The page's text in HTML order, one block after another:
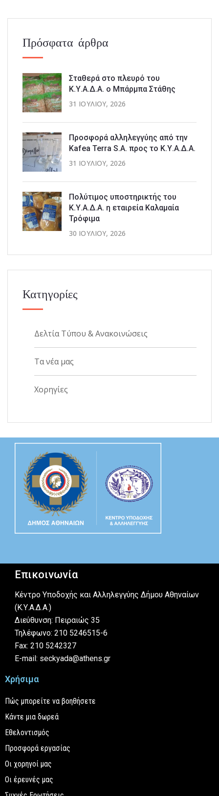
Πρόσφατα άρθρα
Σταθερά στο πλευρό του
Κ.Υ.Α.Δ.Α. ο Μπάρμπα Στάθης
31 ΙΟΥΛΊΟΥ, 2026
Προσφορά αλληλεγγύης από την
Kafea Terra S.A. προς το Κ.Υ.Α.Δ.Α.
31 ΙΟΥΛΊΟΥ, 2026
Πολύτιμος υποστηρικτής του
Κ.Υ.Α.Δ.Α. η εταιρεία Καλαμαία
Τρόφιμα
30 ΙΟΥΛΊΟΥ, 2026
Κατηγορίες
Δελτία Τύπου & Ανακοινώσεις
Τα νέα μας
Χορηγίες
Επικοινωνία
Κέντρο Υποδοχής και Αλληλεγγύης Δήμου Αθηναίων
(Κ.Υ.Α.Δ.Α.)
Διεύθυνση: Πειραιώς 35
Τηλέφωνο: 210 5246515-6
Fax: 210 5242327
E-mail: seckyada@athens.gr
Χρήσιμα
Πώς μπορείτε να βοηθήσετε
Κάντε μια δωρεά
Εθελοντισμός
Προσφορά εργασίας
Οι χορηγοί μας
Οι έρευνές μας